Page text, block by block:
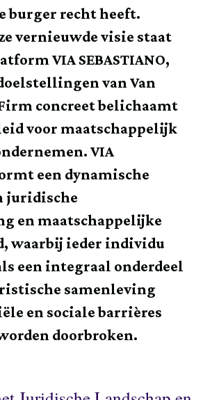
burger recht heeft.
vernieuwde visie staat
VIA SEBASTIANO,
van Van
concreet belichaamt
voor maatschappelijk
VIA
een dynamische
juridische
en maatschappelijke
waarbij ieder individu
een integraal onderdeel
samenleving
en sociale barrières
doorbroken.